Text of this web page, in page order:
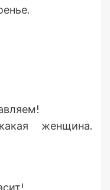
женщина.